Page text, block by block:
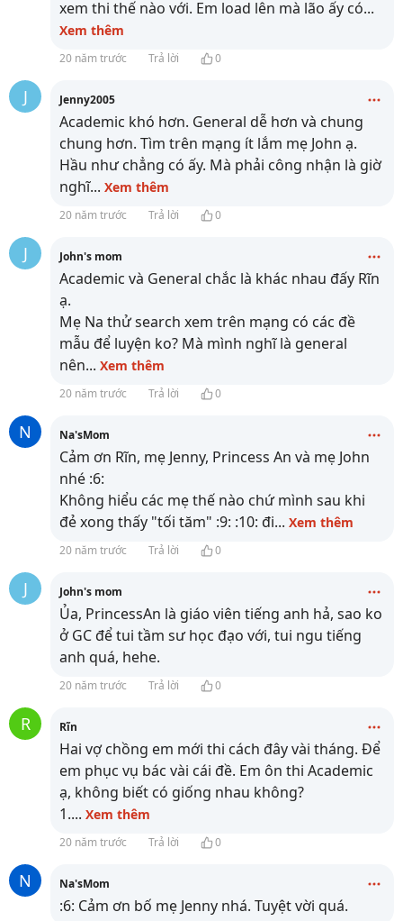
xem thi thế nào với. Em load lên mà lão ấy có...
Xem thêm
20 năm trước Trả lời 0
J Jenny2005
Academic khó hơn. General dễ hơn và chung
chung hơn. Tìm trên mạng ít lắm mẹ John ạ.
Hầu như chẳng có ấy. Mà phải công nhận là giờ
nghĩ... Xem thêm
20 năm trước Trả lời 0
J John's mom
Academic và General chắc là khác nhau đấy Rĩn
ạ.
Mẹ Na thử search xem trên mạng có các đề
mẫu để luyện ko? Mà mình nghĩ là general
nên... Xem thêm
20 năm trước Trả lời 0
N Na'sMom
Cảm ơn Rĩn, mẹ Jenny, Princess An và mẹ John
nhé :6:
Không hiểu các mẹ thế nào chứ mình sau khi
đẻ xong thấy "tối tăm" :9: :10: đi... Xem thêm
20 năm trước Trả lời 0
J John's mom
Ủa, PrincessAn là giáo viên tiếng anh hả, sao ko
ở GC để tui tầm sư học đạo với, tui ngu tiếng
anh quá, hehe.
20 năm trước Trả lời 0
R Rĩn
Hai vợ chồng em mới thi cách đây vài tháng. Để
em phục vụ bác vài cái đề. Em ôn thi Academic
ạ, không biết có giống nhau không?
1.... Xem thêm
20 năm trước Trả lời 0
N Na'sMom
:6: Cảm ơn bố mẹ Jenny nhá. Tuyệt vời quá.